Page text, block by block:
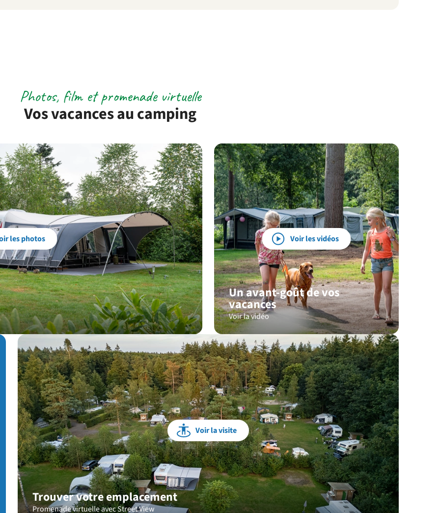
Vos vacances au camping
Photos, film et promenade virtuelle
les photos
Un avant-goût de vos
vacances
Voir la vidéo
Voir les vidéos
Trouver votre emplacement
Promenade virtuelle avec Street View
Voir la visite